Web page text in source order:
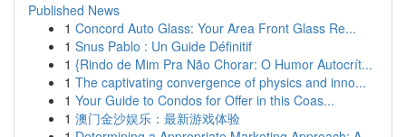
Published News
1 Concord Auto Glass: Your Area Front Glass Re...
1 Snus Pablo : Un Guide Définitif
1 {Rindo de Mim Pra Não Chorar: O Humor Autocrít...
1 The captivating convergence of physics and inno...
1 Your Guide to Condos for Offer in this Coas...
1 澳门金沙娱乐：最新游戏体验